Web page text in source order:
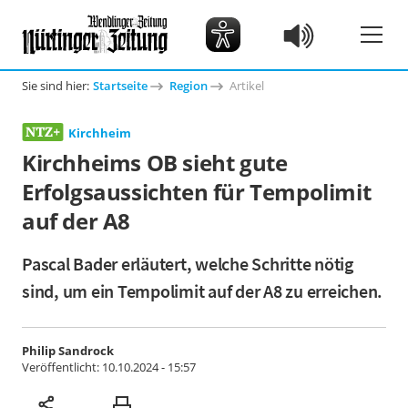
Sie sind hier: Startseite Region Artikel
Kirchheim
Kirchheims OB sieht gute
Erfolgsaussichten für Tempolimit
auf der A8
Pascal Bader erläutert, welche Schritte nötig
sind, um ein Tempolimit auf der A8 zu erreichen.
Philip Sandrock
Veröffentlicht: 10.10.2024 - 15:57